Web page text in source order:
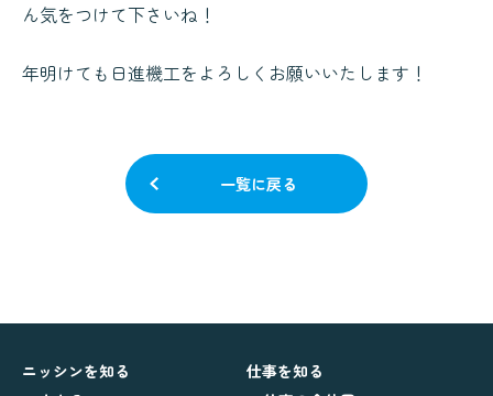
ん気をつけて下さいね！
年明けても日進機工をよろしくお願いいたします！
一覧に戻る
ニッシンを知る
仕事を知る